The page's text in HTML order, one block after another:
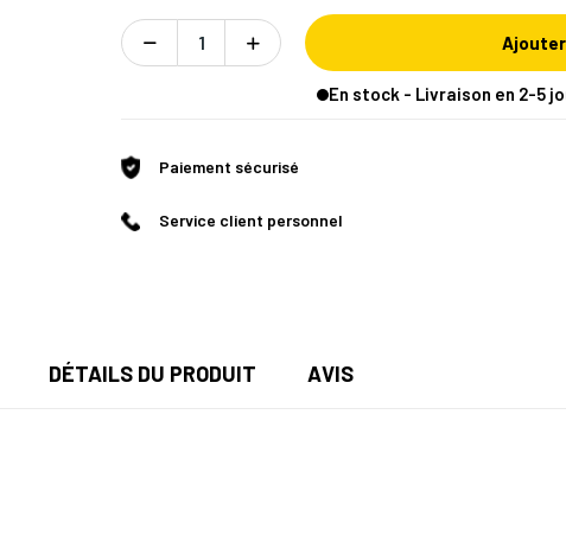
En stock - Livraison en 2-5
Paiement sécurisé
Service client personnel
DÉTAILS DU PRODUIT AVIS